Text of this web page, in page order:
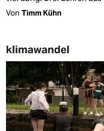
Von Timm Kühn
klimawandel